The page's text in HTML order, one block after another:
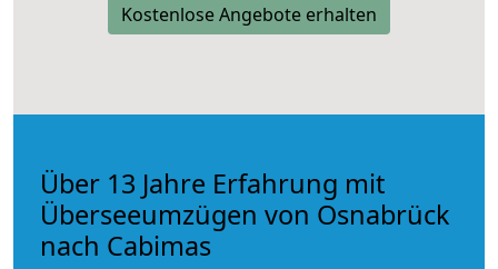
Kostenlose Angebote erhalten
Über 13 Jahre Erfahrung mit
Überseeumzügen von Osnabrück
nach Cabimas